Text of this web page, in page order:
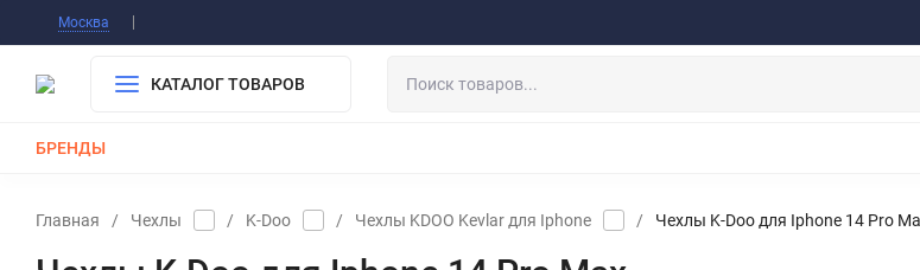
Москва
КАТАЛОГ ТОВАРОВ
БРЕНДЫ
Главная / Чехлы / K-Doo / Чехлы KDOO Kevlar для Iphone / Чехлы K-Doo для Iphone 14 Pro